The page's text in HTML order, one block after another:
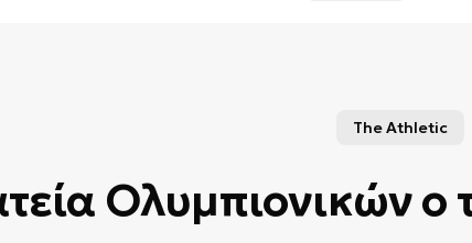
The Athletic
Ολυμπιονικών ο